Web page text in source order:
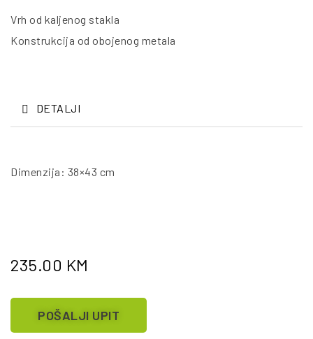
Vrh od kaljenog stakla
Konstrukcija od obojenog metala
DETALJI
Dimenzija: 38×43 cm
235.00 KM
POŠALJI UPIT